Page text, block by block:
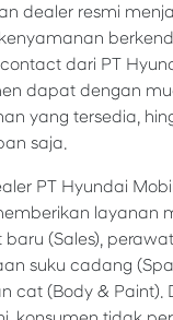
dealer resmi
dari PT
dapat dengan
yang tersedia,
saja.
PT Hyundai
layanan
(Sales),
suku cadang
cat (Body & Paint).